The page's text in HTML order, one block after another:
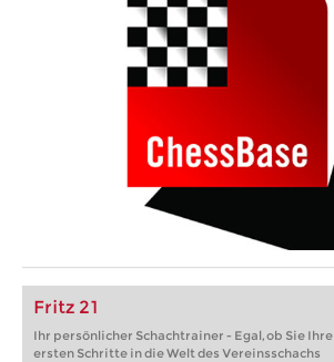
Fritz 21
Ihr persönlicher Schachtrainer - Egal, ob Sie Ihre
ersten Schritte in die Welt des Vereinsschachs